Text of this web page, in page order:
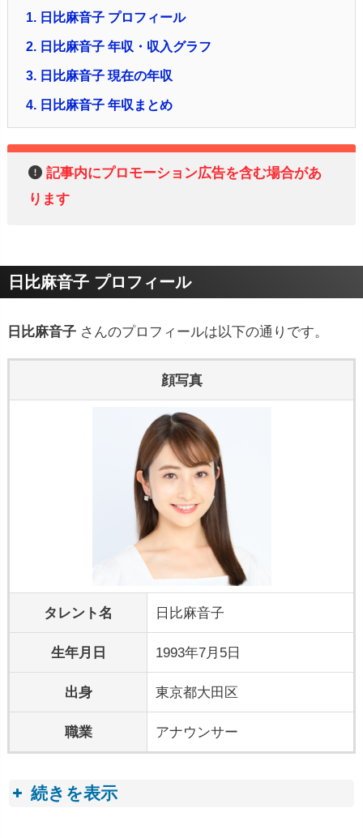
1. 日比麻音子 プロフィール
2. 日比麻音子 年収・収入グラフ
3. 日比麻音子 現在の年収
4. 日比麻音子 年収まとめ
記事内にプロモーション広告を含む場合があ
ります
日比麻音子 プロフィール
日比麻音子 さんのプロフィールは以下の通りです。
顔写真
タレント名 日比麻音子
生年月日 1993年7月5日
出身 東京都大田区
職業 アナウンサー
続きを表示